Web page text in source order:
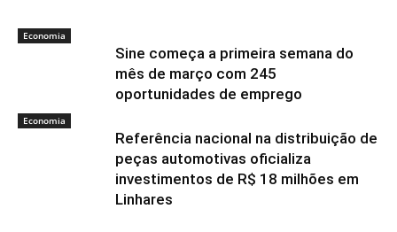
Economia
Sine começa a primeira semana do
mês de março com 245
oportunidades de emprego
Economia
Referência nacional na distribuição de
peças automotivas oficializa
investimentos de R$ 18 milhões em
Linhares